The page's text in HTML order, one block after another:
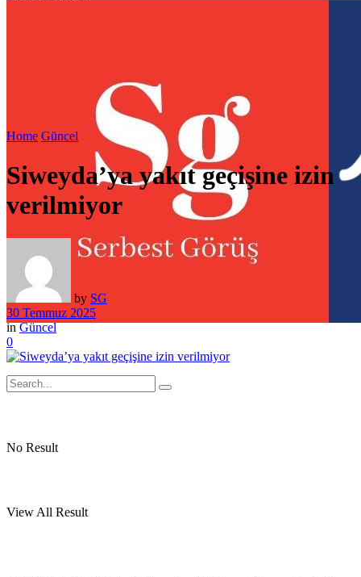
No Result
View All Result
Home Güncel
Siweyda’ya yakıt geçişine izin
verilmiyor
by SG
30 Temmuz 2025
in Güncel
0